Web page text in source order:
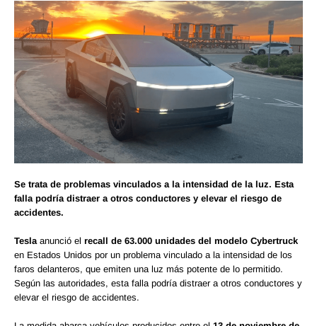
Se trata de problemas vinculados a la intensidad de la luz. Esta
falla podría distraer a otros conductores y elevar el riesgo de
accidentes.
Tesla anunció el recall de 63.000 unidades del modelo Cybertruck
en Estados Unidos por un problema vinculado a la intensidad de los
faros delanteros, que emiten una luz más potente de lo permitido.
Según las autoridades, esta falla podría distraer a otros conductores y
elevar el riesgo de accidentes.